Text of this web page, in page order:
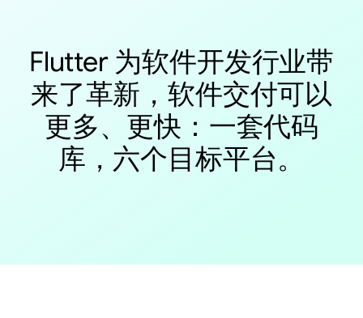
Flutter 为软件开发行业带
来了革新，软件交付可以
更多、更快：一套代码
库，六个目标平台。